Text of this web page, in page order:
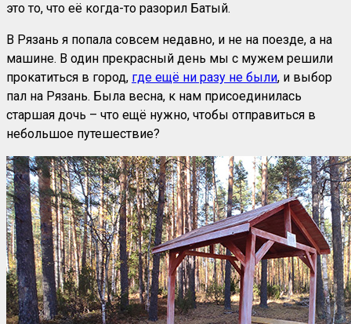
это то, что её когда-то разорил Батый.
В Рязань я попала совсем недавно, и не на поезде, а на
машине. В один прекрасный день мы с мужем решили
прокатиться в город, где ещё ни разу не были, и выбор
пал на Рязань. Была весна, к нам присоединилась
старшая дочь – что ещё нужно, чтобы отправиться в
небольшое путешествие?